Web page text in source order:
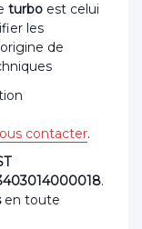
turbo est celui
les
de
contacter.
.
en toute